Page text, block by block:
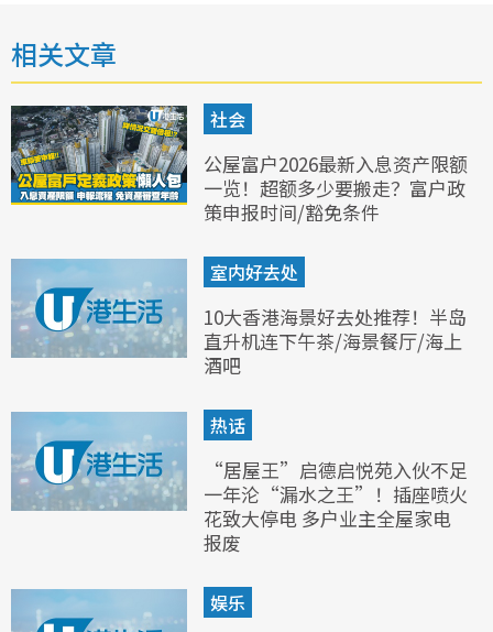
相关文章
社会
公屋富户2026最新入息资产限额
一览！超额多少要搬走？富户政
策申报时间/豁免条件
室内好去处
10大香港海景好去处推荐！半岛
直升机连下午茶/海景餐厅/海上
酒吧
热话
“居屋王”启德启悦苑入伙不足
一年沦“漏水之王”！插座喷火
花致大停电 多户业主全屋家电
报废
娱乐